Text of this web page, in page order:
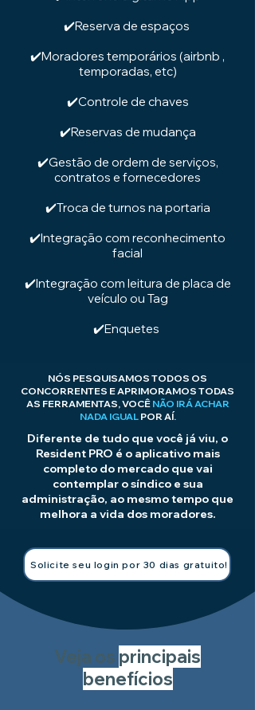
✔️Reserva de espaços
✔️Moradores temporários (airbnb ,
temporadas, etc)
✔️Controle de chaves
✔️Reservas de mudança
✔️Gestão de ordem de serviços,
contratos e fornecedores
✔️Troca de turnos na portaria
✔️Integração com reconhecimento
facial
✔️Integração com leitura de placa de
veículo ou Tag
✔️Enquetes
NÓS PESQUISAMOS TODOS OS
CONCORRENTES E APRIMORAMOS TODAS
AS FERRAMENTAS, VOCÊ NÃO IRÁ ACHAR
NADA IGUALPOR AÍ.
Diferente de tudo que você já viu, o
Resident PRO é o aplicativo mais
completo do mercado que vai
contemplar o síndico e sua
administração, ao mesmo tempo que
melhora a vida dos moradores.
Solicite seu login por 30 dias gratuito!
Veja os principais
benefícios